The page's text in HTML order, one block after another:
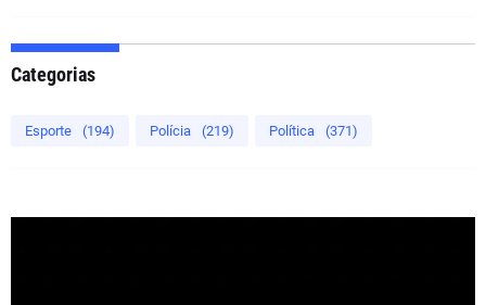
Categorias
Esporte (194) Polícia (219) Política (371)